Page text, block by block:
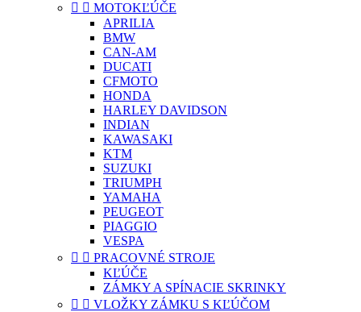
  MOTOKĽÚČE
APRILIA
BMW
CAN-AM
DUCATI
CFMOTO
HONDA
HARLEY DAVIDSON
INDIAN
KAWASAKI
KTM
SUZUKI
TRIUMPH
YAMAHA
PEUGEOT
PIAGGIO
VESPA
  PRACOVNÉ STROJE
KĽÚČE
ZÁMKY A SPÍNACIE SKRINKY
  VLOŽKY ZÁMKU S KĽÚČOM